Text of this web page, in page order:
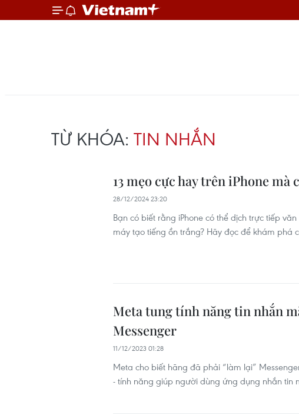
TỪ KHÓA: TIN NHẮN
13 mẹo cực hay trên iPhone mà
28/12/2024 23:20
Bạn có biết rằng iPhone có thể dịch trực tiếp
máy tạo tiếng ồn trắng? Hãy đọc để khám phá
Meta tung tính năng tin nhắn
Messenger
11/12/2023 01:28
Meta cho biết hãng đã phải “làm lại”
- tính năng giúp người dùng ứng dụng nhắn